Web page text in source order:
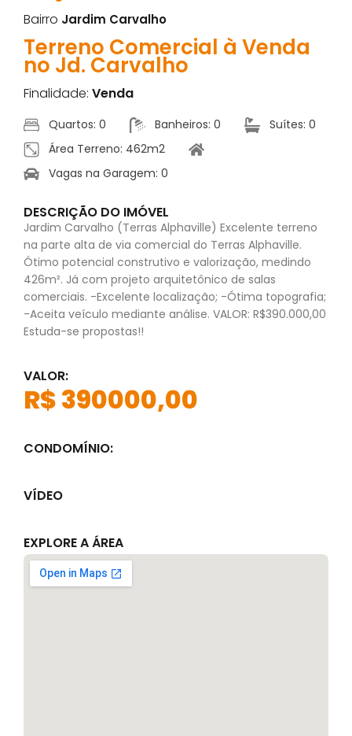
Bairro Jardim Carvalho
Terreno Comercial à Venda
no Jd. Carvalho
Finalidade: Venda
Quartos: 0 Banheiros: 0
Suítes: 0
Área Terreno: 462m2
Vagas na Garagem: 0
DESCRIÇÃO DO IMÓVEL
Jardim Carvalho (Terras Alphaville) Excelente terreno
na parte alta de via comercial do Terras Alphaville.
Ótimo potencial construtivo e valorização, medindo
426m². Já com projeto arquitetônico de salas
comerciais. -Excelente localização; -Ótima topografia;
-Aceita veículo mediante análise. VALOR: R$390.000,00
Estuda-se propostas!!
VALOR:
R$ 390000,00
CONDOMÍNIO:
VÍDEO
EXPLORE A ÁREA